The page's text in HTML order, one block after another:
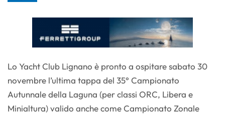
Lo Yacht Club Lignano è pronto a ospitare sabato 30
novembre l’ultima tappa del 35° Campionato
Autunnale della Laguna (per classi ORC, Libera e
Minialtura) valido anche come Campionato Zonale